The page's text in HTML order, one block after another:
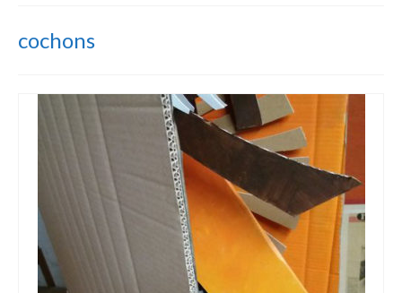
Ateliers Tout public
Pop-up Ecoles
Création Pop-up
Peinture Portraits
Contactez moi
cochons